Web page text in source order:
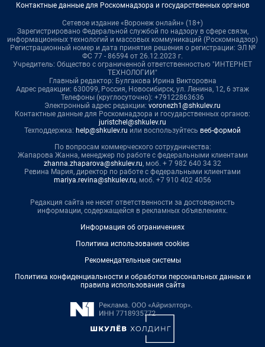
Контактные данные для Роскомнадзора и государственных органов
Сетевое издание «Воронеж онлайн» (18+)
Зарегистрировано Федеральной службой по надзору в сфере связи,
информационных технологий и массовых коммуникаций (Роскомнадзор)
Регистрационный номер и дата принятия решения о регистрации: ЭЛ №
ФС 77 - 86594 от 26.12.2023 г.
Учредитель: Общество с ограниченной ответственностью "ИНТЕРНЕТ
ТЕХНОЛОГИИ"
Главный редактор: Булгакова Ирина Викторовна
Адрес редакции: 630099, Россия, Новосибирск, ул. Ленина, 12, 6 этаж
Телефоны (круглосуточно): +79122863636
Электронный адрес редакции: voronezh1@shkulev.ru
Контактные данные для Роскомнадзора и государственных органов:
juristchel@shkulev.ru
Техподдержка: help@shkulev.ru или воспользуйтесь веб-формой
По вопросам коммерческого сотрудничества:
Жапарова Жанна, менеджер по работе с федеральными клиентами
zhanna.zhaparova@shkulev.ru, моб. + 7 982 640 34 32
Ревина Мария, директор по работе с федеральными клиентами
mariya.revina@shkulev.ru, моб. +7 910 402 4056
Редакция сайта не несет ответственности за достоверность
информации, содержащейся в рекламных объявлениях.
Информация об ограничениях
Политика использования cookies
Рекомендательные системы
Политика конфиденциальности и обработки персональных данных и
правила использования сайта